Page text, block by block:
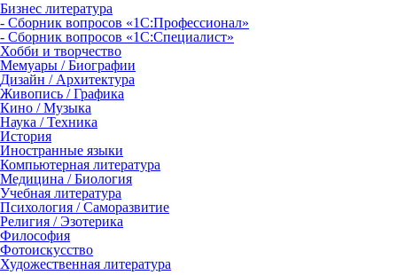
Бизнес литература
- Сборник вопросов «1С:Профессионал»
- Сборник вопросов «1С:Специалист»
Хобби и творчество
Мемуары / Биографии
Дизайн / Архитектура
Живопись / Графика
Кино / Музыка
Наука / Техника
История
Иностранные языки
Компьютерная литература
Медицина / Биология
Учебная литература
Психология / Саморазвитие
Религия / Эзотерика
Философия
Фотоискусство
Художественная литература